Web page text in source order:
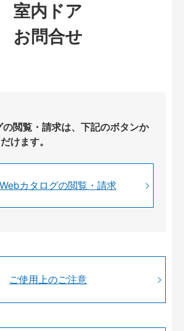
室内ドア
お問合せ
閲覧・請求は、下記のボタンか
けます。
Webカタログの閲覧・請求
ご使用上のご注意